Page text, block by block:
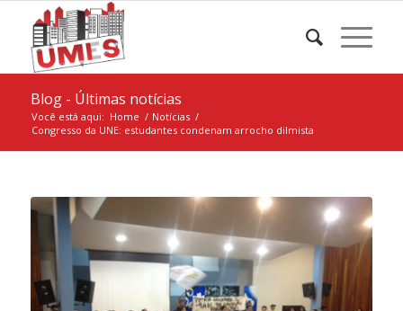
Blog - Últimas notícias
Você está aqui: Home / Notícias /
Congresso da UNE: estudantes condenam arrocho dilmista